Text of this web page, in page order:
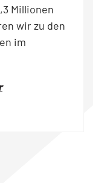
Millionen
wir zu den
im